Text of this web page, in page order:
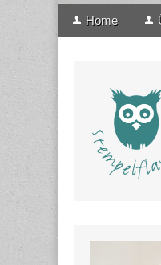
Main
Skip
Home